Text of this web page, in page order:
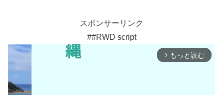
スポンサーリンク
##RWD script
arrow_forward_ios もっと読む